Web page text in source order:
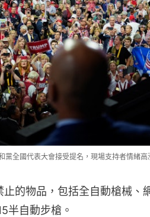
全國代表大會接受提名，現場支持者情緒高
的物品，包括全自動槍械、
半自動步槍。